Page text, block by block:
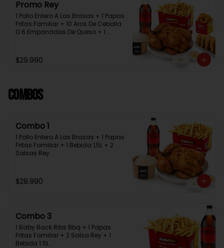
Promo Rey
1 Pollo Entero A Las Brasas + 1 Papas
Fritas Familiar + 10 Aros De Cebolla
O 6 Empanadas De Queso + 1
$29.990
Combos
Combo 1
1 Pollo Entero A Las Brasas + 1 Papas
Fritas Familiar + 1 Bebida 1,5L + 2
Salsas Rey.
$28.990
Combo 3
1 Baby Back Ribs Bbq + 1 Papas
Fritas Familiar + 2 Salsa Rey + 1
Bebida 1.5L